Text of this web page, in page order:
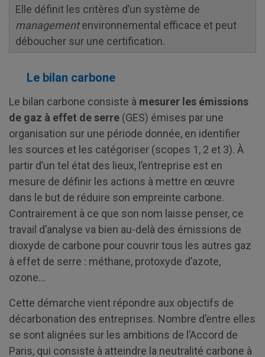
Elle définit les critères d’un système de
managementenvironnemental efficace et peut
déboucher sur une certification.
Le bilan carbone
Le bilan carbone consiste à mesurer les émissions
de gaz à effet de serre (GES) émises par une
organisation sur une période donnée, en identifier
les sources et les catégoriser (scopes 1, 2 et 3). À
partir d’un tel état des lieux, l’entreprise est en
mesure de définir les actions à mettre en œuvre
dans le but de réduire son empreinte carbone.
Contrairement à ce que son nom laisse penser, ce
travail d’analyse va bien au-delà des émissions de
dioxyde de carbone pour couvrir tous les autres gaz
à effet de serre : méthane, protoxyde d’azote,
ozone…
Cette démarche vient répondre aux objectifs de
décarbonation des entreprises. Nombre d’entre elles
se sont alignées sur les ambitions de l’Accord de
Paris, qui consiste à atteindre la neutralité carbone à